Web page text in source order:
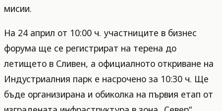
мисии.
На 24 април от 10:00 ч. участниците в бизнес
форума ще се регистрират на терена до
летището в Сливен, а официалното откриване на
Индустриалния парк е насрочено за 10:30 ч. Ще
бъде организирана и обиколка на първия етап от